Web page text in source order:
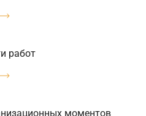
работ
моментов